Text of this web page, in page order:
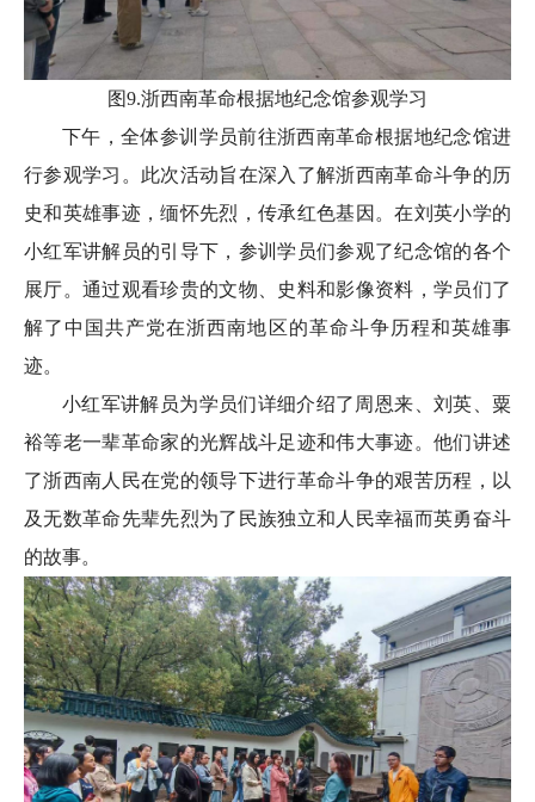
图9.浙西南革命根据地纪念馆参观学习
下午，全体参训学员前往浙西南革命根据地纪念馆进
行参观学习。此次活动旨在深入了解浙西南革命斗争的历
史和英雄事迹，缅怀先烈，传承红色基因。在刘英小学的
小红军讲解员的引导下，参训学员们参观了纪念馆的各个
展厅。通过观看珍贵的文物、史料和影像资料，学员们了
解了中国共产党在浙西南地区的革命斗争历程和英雄事
迹。
小红军讲解员为学员们详细介绍了周恩来、刘英、粟
裕等老一辈革命家的光辉战斗足迹和伟大事迹。他们讲述
了浙西南人民在党的领导下进行革命斗争的艰苦历程，以
及无数革命先辈先烈为了民族独立和人民幸福而英勇奋斗
的故事。